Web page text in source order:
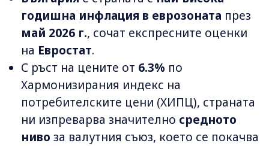
годишна инфлация в еврозоната през
май 2026 г., сочат експресните оценки
на Евростат.
С ръст на цените от 6.3% по
Хармонизирания индекс на
потребителските цени (ХИПЦ), страната
ни изпреварва значително средното
ниво за валутния съюз, което се покачва